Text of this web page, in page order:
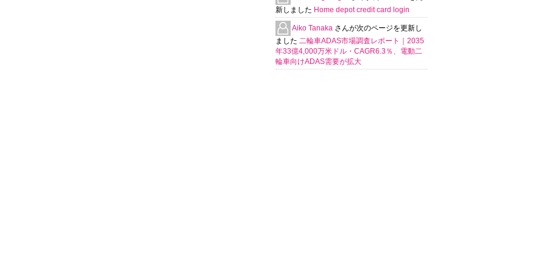
新しました Home depot credit card login
Aiko Tanaka さんが次のページを更新し
ました 二輪車ADAS市場調査レポート｜2035
年33億4,000万米ドル・CAGR6.3％、電動二
輪車向けADAS需要が拡大